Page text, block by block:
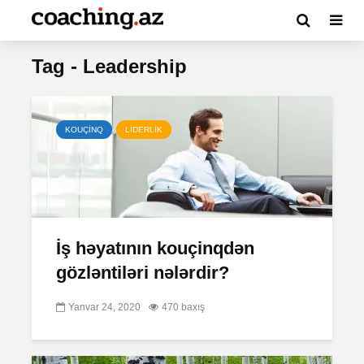
Tag - Leadership
KOUÇİNQ LİDERLİK
İş həyatının kouçinqdən
gözləntiləri nələrdir?
Yanvar 24, 2020 470 baxış